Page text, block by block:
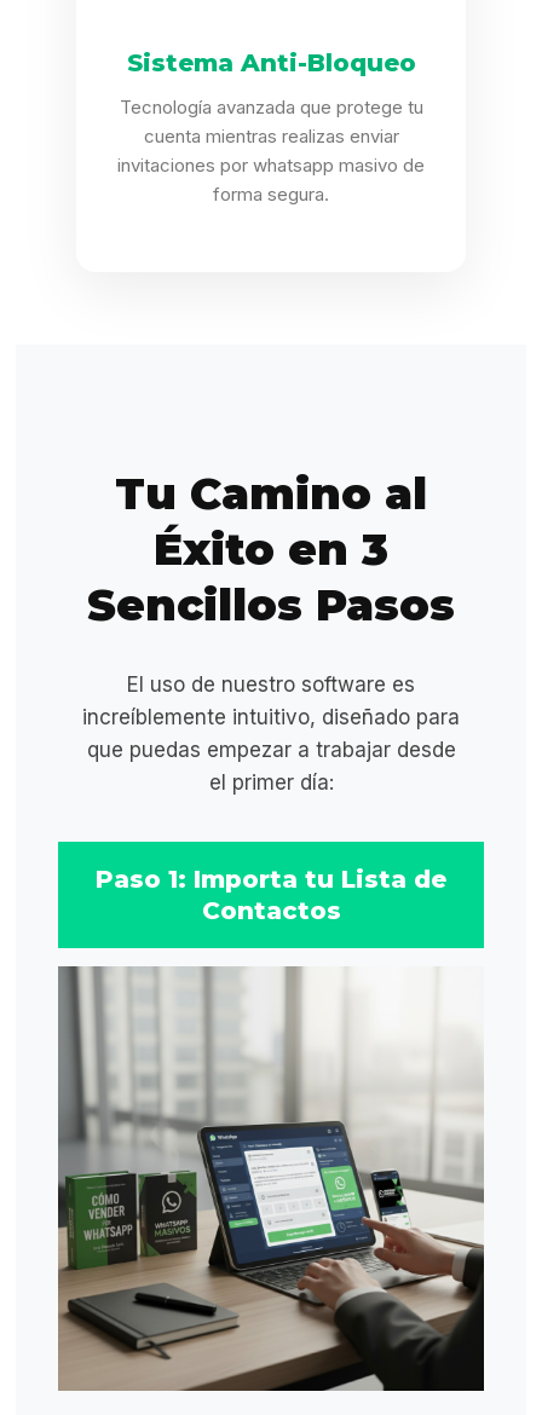
Sistema Anti-Bloqueo
Tecnología avanzada que protege tu
cuenta mientras realizas enviar
invitaciones por whatsapp masivo de
forma segura.
Tu Camino al
Éxito en 3
Sencillos Pasos
El uso de nuestro software es
increíblemente intuitivo, diseñado para
que puedas empezar a trabajar desde
el primer día:
Paso 1: Importa tu Lista de
Contactos